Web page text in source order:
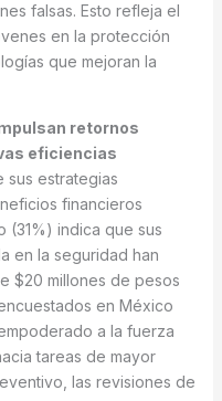
falsas. Esto refleja el
en la protección
que mejoran la
retornos
eficiencias
sus estrategias
financieros
(31%) indica que sus
en la seguridad han
$20 millones de pesos
en México
a la fuerza
tareas de mayor
las revisiones de